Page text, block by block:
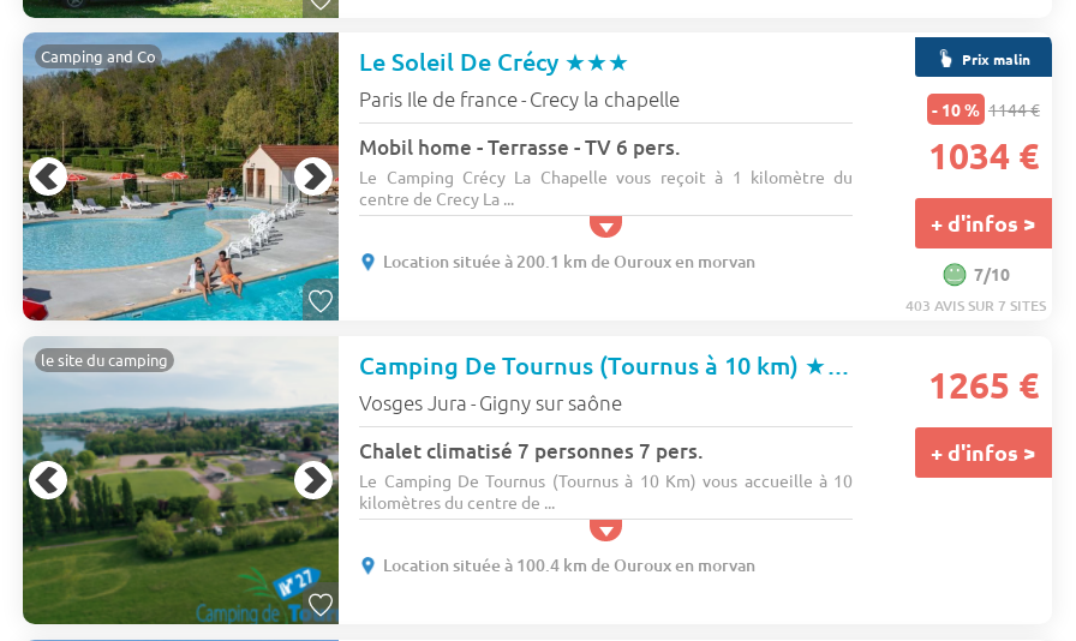
Camping and Co Le Soleil De Crécy ★★★
Paris Ile de france- Crecy la chapelle
Mobil home - Terrasse - TV 6 pers.
Le Camping Crécy La Chapelle vous reçoit à 1 kilomètre du
centre de Crecy La ...
Location située à 200.1 km de Ouroux en morvan
Prix malin
- 10 % 1144 €
1034 €
+ d'infos >
7/10
403 AVIS SUR 7 SITES
le site du camping Camping De Tournus (Tournus à 10 km) ★★★
Vosges Jura - Gigny sur saône
Chalet climatisé 7 personnes 7 pers.
Le Camping De Tournus (Tournus à 10 Km) vous accueille à 10
kilomètres du centre de ...
Location située à 100.4 km de Ouroux en morvan
1265 €
+ d'infos >